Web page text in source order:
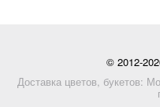
© 2012-
Доставка цветов, букетов: